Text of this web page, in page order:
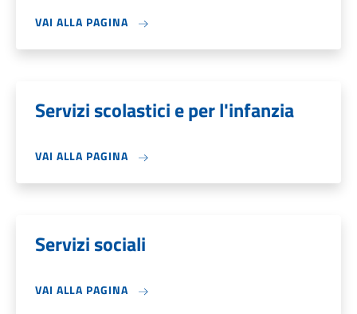
VAI ALLA PAGINA
Servizi scolastici e per l'infanzia
VAI ALLA PAGINA
Servizi sociali
VAI ALLA PAGINA